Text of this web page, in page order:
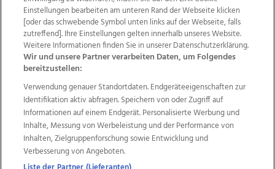
Wir über uns Mediadaten Kontakt
Jobs
Datenschutz
Impressum
AGB Anzeigekunden
AGB Website
Ehrenkodex Politische Werbung
Weitere Angebote des Medienhauses Wimmer
TV1 di-mog-i.at OÖNow
Ischler Woche
Life Radio
OÖNachrichten
OÖN Immobilien
OÖN Karriere
OÖN Reise
Promenaden Galerien
Regionaljobs
wasistlos.at
Einstellungen bearbeiten am unteren Rand der Webseite klicken
[oder das schwebende Symbol unten links auf der Webseite, falls
zutreffend]. Ihre Einstellungen gelten innerhalb unseres Website.
Weitere Informationen finden Sie in unserer Datenschutzerklärung.
Wir und unsere Partner verarbeiten Daten, um Folgendes
bereitzustellen:
Verwendung genauer Standortdaten. Endgeräteeigenschaften zur
Identifikation aktiv abfragen. Speichern von oder Zugriff auf
Informationen auf einem Endgerät. Personalisierte Werbung und
Inhalte, Messung von Werbeleistung und der Performance von
Inhalten, Zielgruppenforschung sowie Entwicklung und
Verbesserung von Angeboten.